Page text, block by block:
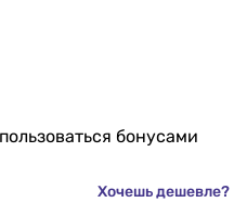
бонусами
Хочешь дешевле?